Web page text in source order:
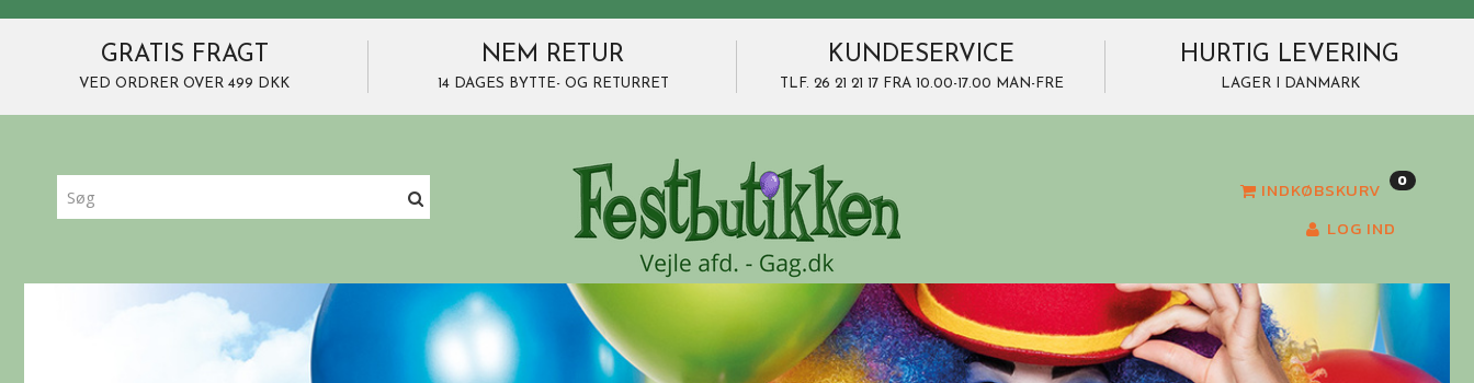
GRATIS FRAGT
VED ORDRER OVER 499 DKK
NEM RETUR
14 DAGES BYTTE- OG RETURRET
KUNDESERVICE
TLF. 26 21 21 17 FRA 10.00-17.00 MAN-FRE
HURTIG LEVERING
LAGER I DANMARK
INDKØBSKURV 0
LOG IND